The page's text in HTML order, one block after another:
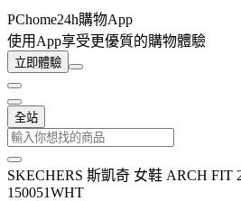
PChome24h購物App
使用App享受更優質的購物體驗
立即體驗
全站
SKECHERS 斯凱奇 女鞋 ARCH FIT
150051WHT